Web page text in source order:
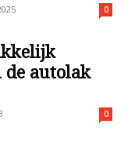
0
de autolak
0